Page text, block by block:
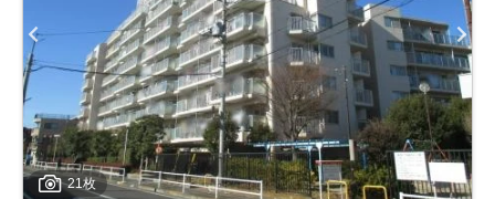
21枚